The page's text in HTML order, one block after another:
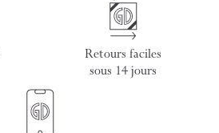
Retours faciles
sous 14 jours